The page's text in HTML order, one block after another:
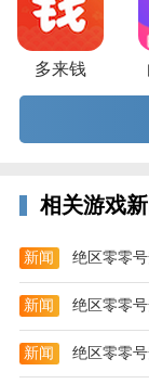
帮你算出优秀
【查公积金】
宅在家，足不
【资讯与政策】
政策时实更新
多来钱
相关游戏
新闻 绝区零零
新闻 绝区零零
新闻 绝区零零